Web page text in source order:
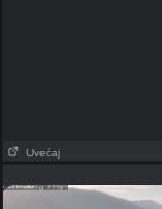
Uvećaj